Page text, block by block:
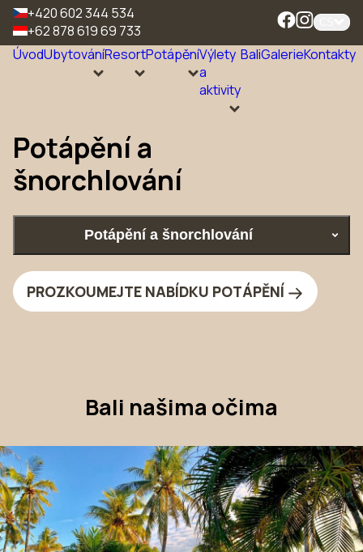
+420 602 344 534
+62 878 619 69 733
ÚvodUbytováníResortPotápěníVýlety
a
aktivity
BaliGalerieKontakty
Potápění a
šnorchlování
Potápění a šnorchlování
PROZKOUMEJTE NABÍDKU POTÁPĚNÍ
Bali našima očima